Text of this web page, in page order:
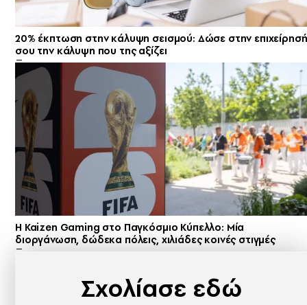
20% έκπτωση στην κάλυψη σεισμού: Δώσε στην επιχείρησή
σου την κάλυψη που της αξίζει
H Kaizen Gaming στο Παγκόσμιο Kύπελλο: Μία
διοργάνωση, δώδεκα πόλεις, χιλιάδες κοινές στιγμές
Σχολίασε εδώ